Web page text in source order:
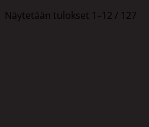
Näytetään tulokset 1–12 / 127